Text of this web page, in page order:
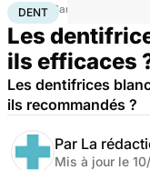
Accueil Santé
DENT
Les
ils efficaces
Les dentifrices
ils recommandés ?
Par La
Mis à jour le